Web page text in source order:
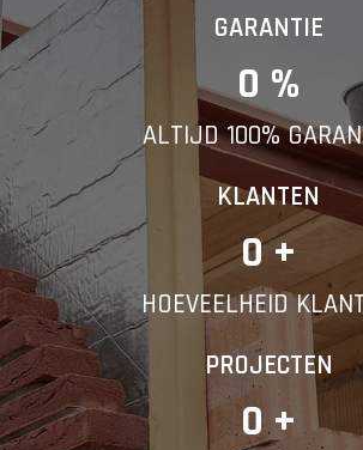
GARANTIE
0 %
ALTIJD 100%
KLANTEN
0 +
HOEVEELHEID
PROJECTEN
0 +